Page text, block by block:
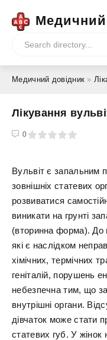
Медичний
Медичний довідник »
Лікування
0
5
Вульвіт є запальним
зовнішніх статевих
розвиватися
виникати на грунті
(вторинна форма). До
які є наслідком
хімічних, термічних
геніталій, порушень
небезпечна тим, що
внутрішні органи.
дівчаток може стати
статевих губ. У жінок